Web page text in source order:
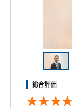
総合評価